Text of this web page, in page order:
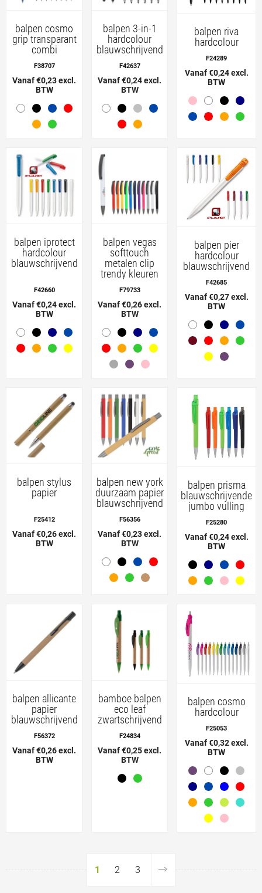
balpen cosmo
grip transparant
combi
F38707
Vanaf €0,23 excl.
BTW
balpen 3-in-1
hardcolour
blauwschrijvend
F42637
Vanaf €0,24 excl.
BTW
balpen riva
hardcolour
F24289
Vanaf €0,24 excl.
BTW
balpen iprotect
hardcolour
blauwschrijvend
F42660
Vanaf €0,24 excl.
BTW
balpen vegas
softtouch
metalen clip
trendy kleuren
F79733
Vanaf €0,26 excl.
BTW
balpen pier
hardcolour
blauwschrijvend
F42685
Vanaf €0,27 excl.
BTW
balpen stylus
papier
F25412
Vanaf €0,26 excl.
BTW
balpen new york
duurzaam papier
blauwschrijvend
F56356
Vanaf €0,23 excl.
BTW
balpen prisma
blauwschrijvende
jumbo vulling
F25280
Vanaf €0,24 excl.
BTW
balpen allicante
papier
blauwschrijvend
F56372
Vanaf €0,26 excl.
BTW
bamboe balpen
eco leaf
zwartschrijvend
F24834
Vanaf €0,25 excl.
BTW
balpen cosmo
hardcolour
F25053
Vanaf €0,32 excl.
BTW
1 2 3